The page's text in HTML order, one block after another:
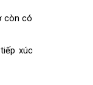
còn có
xúc